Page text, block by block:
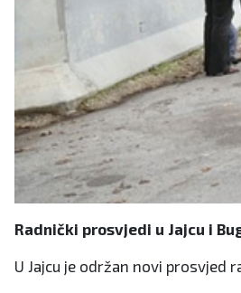
Radnički prosvjedi u Jajcu i
U Jajcu je održan novi prosvjed